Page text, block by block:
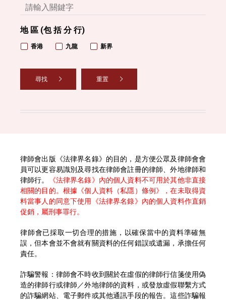
地 區 (包 括 分 行)
香港 九龍 新界
尋找 重置
律師會出版《法律界名錄》的目的，是方便公眾及律師會會
員可以更容易識別及尋找在律師會註冊的律師、外地律師和
律師行。
《法律界名錄》內的個人資料不可用於其他非直接
相關的目的。根據《個人資料（私隱）條例》，在未取得資
料當事人的同意下使用《法律界名錄》內的個人資料作直銷
促銷，屬刑事罪行。
律師會已採取一切合理的措施，以確保當中的資料準確無
誤，但本會並不會就有關資料的任何錯誤或遺漏，承擔任何
責任。
詐騙警報：律師會不時收到關於在虛假的律師行信箋使用偽
造的律師行或律師／外地律師的資料，或發放虛假聯繫方式
的詐騙網站、電子郵件或其他通訊手段的報告。這些詐騙報